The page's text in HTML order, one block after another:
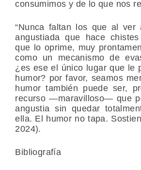
consumimos y de lo que nos
“Nunca faltan los que al ver
angustiada que hace
que lo oprime, muy
como un mecanismo de
¿es ese el único lugar que le
humor? por favor, seamos
humor también puede ser,
recurso —maravilloso— que
angustia sin quedar
ella. El humor no tapa.
2024).
Bibliografía